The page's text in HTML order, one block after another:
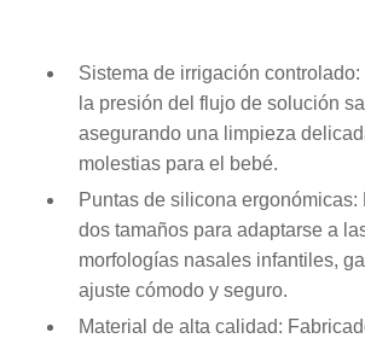
Sistema de irrigación
la presión del flujo de solución
asegurando una limpieza
molestias para el bebé.
Puntas de silicona ergonómicas:
dos tamaños para adaptarse a
morfologías nasales infantiles,
ajuste cómodo y seguro.
Material de alta calidad: